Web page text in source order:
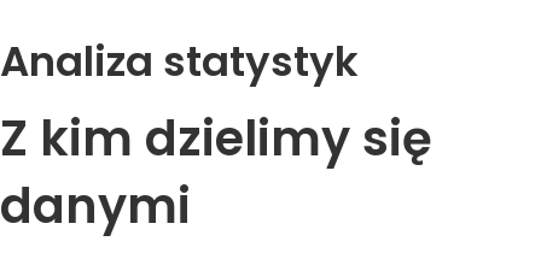
Analiza statystyk
Z kim dzielimy się
danymi